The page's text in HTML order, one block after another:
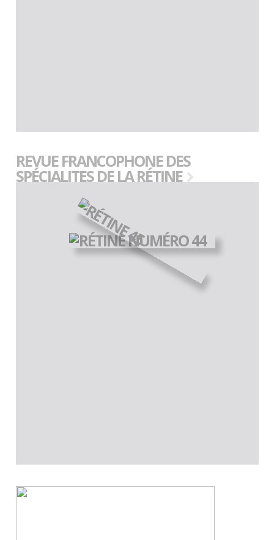
REVUE FRANCOPHONE DES
SPÉCIALITES DE LA RÉTINE